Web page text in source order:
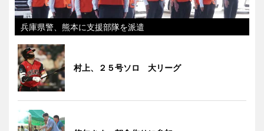
兵庫県警、熊本に支援部隊を派遣
村上、２５号ソロ 大リーグ